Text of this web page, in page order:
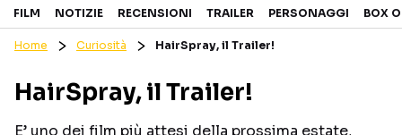
Cinema
GENERI
PERSONAGGI
CANALI STREAMING
FILM NOTIZIE RECENSIONI TRAILER PERSONAGGI BOX
Home Curiosità HairSpray, il Trailer!
HairSpray, il Trailer!
E’ uno dei film più attesi della prossima estate,